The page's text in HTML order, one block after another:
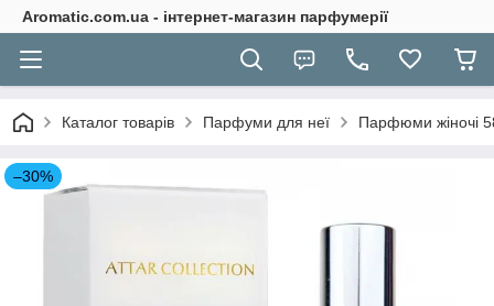
Aromatic.com.ua - інтернет-магазин парфумерії
Каталог товарів Парфуми для неї Парфюми жіночі
–30%